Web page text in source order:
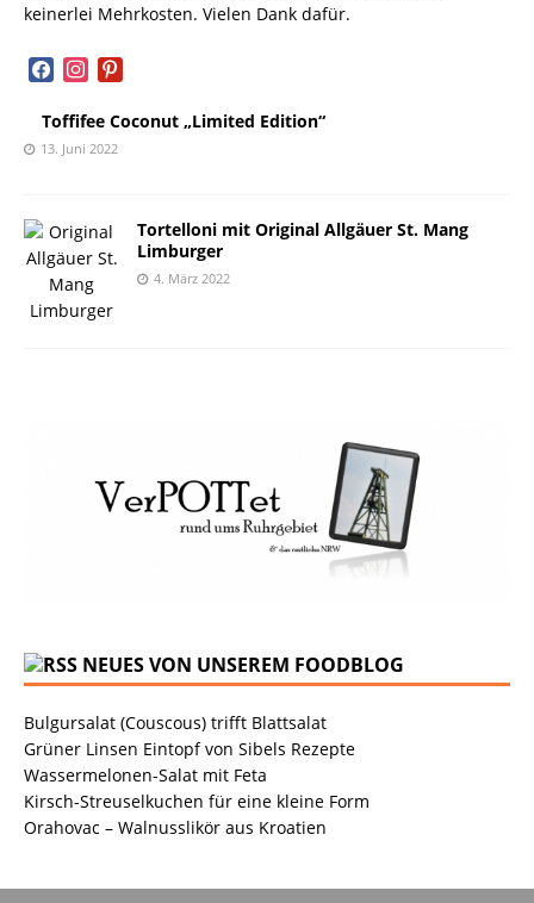
keinerlei Mehrkosten. Vielen Dank dafür.
facebookinstagram
pinterest
Toffifee Coconut „Limited Edition“
13. Juni 2022
Tortelloni mit Original Allgäuer St. Mang
Limburger
4. März 2022
NEUES VON UNSEREM FOODBLOG
Bulgursalat (Couscous) trifft Blattsalat
Grüner Linsen Eintopf von Sibels Rezepte
Wassermelonen-Salat mit Feta
Kirsch-Streuselkuchen für eine kleine Form
Orahovac – Walnusslikör aus Kroatien